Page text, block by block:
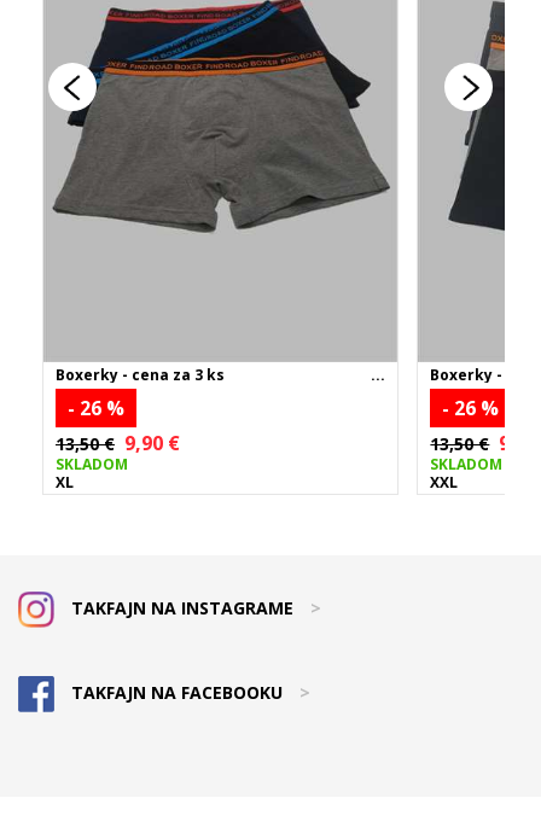
Boxerky - cena za 3 ks
- 26 %
13,50 € 9,90 €
SKLADOM
XL
Boxerky -
- 26 %
13,50 €
SKLADOM
XXL
TAKFAJN NA INSTAGRAME >
TAKFAJN NA FACEBOOKU >